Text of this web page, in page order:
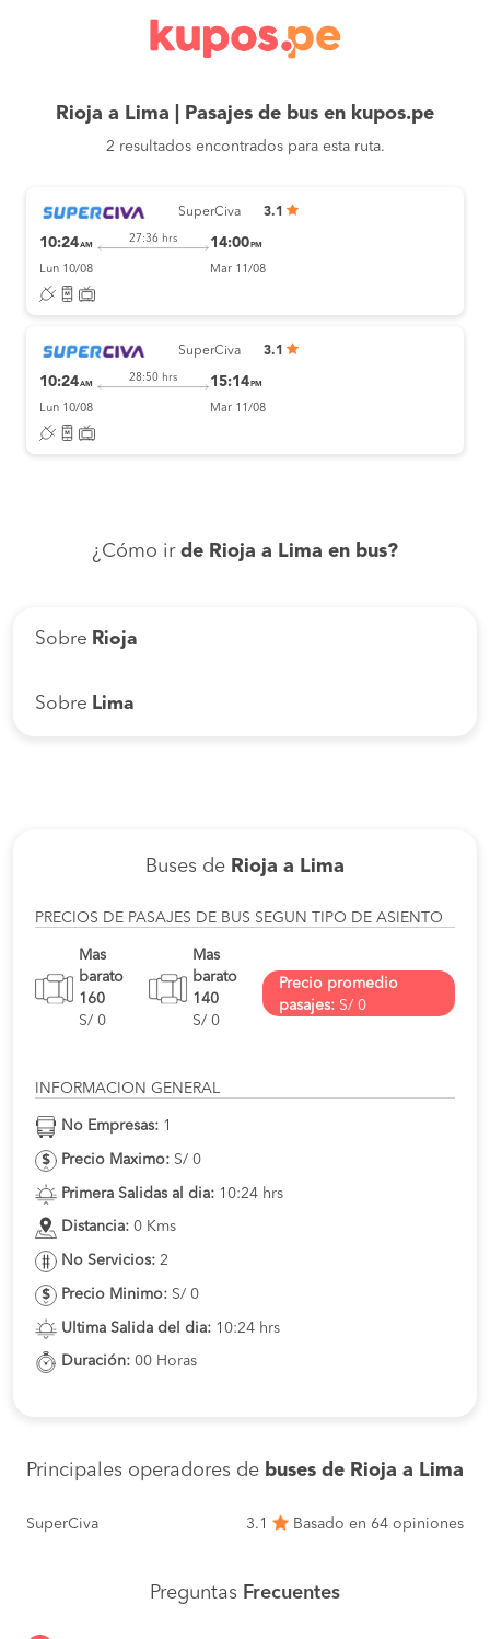
Rioja a Lima | Pasajes de bus en kupos.pe
2 resultados encontrados para esta ruta.
SuperCiva 3.1
10:24AM
27:36 hrs 14:00 PM
Lun 10/08 Mar 11/08
SuperCiva 3.1
10:24AM
28:50 hrs 15:14 PM
Lun 10/08 Mar 11/08
¿Cómo ir de Rioja a Lima en bus?
Sobre Rioja
Sobre Lima
Buses de Rioja a Lima
PRECIOS DE PASAJES DE BUS SEGUN TIPO DE ASIENTO
Mas
barato
160
S/ 0
Mas
barato
140
S/ 0
Precio promedio
pasajes: S/ 0
INFORMACION GENERAL
No Empresas: 1
Precio Maximo: S/ 0
Primera Salidas al dia: 10:24 hrs
Distancia: 0 Kms
No Servicios: 2
Precio Minimo: S/ 0
Ultima Salida del dia: 10:24 hrs
Duración: 00 Horas
Principales operadores de buses de Rioja a Lima
SuperCiva 3.1 Basado en 64 opiniones
Preguntas Frecuentes